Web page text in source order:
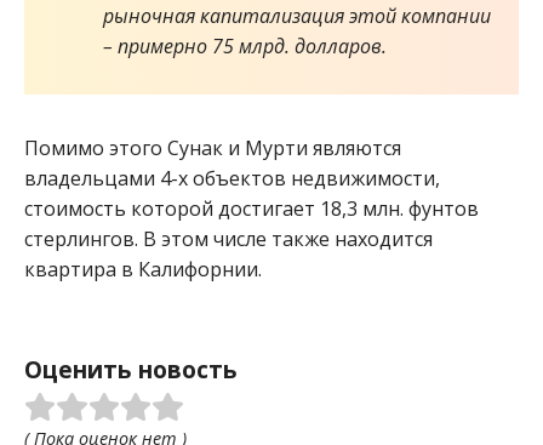
рыночная капитализация этой компании
– примерно 75 млрд. долларов.
Помимо этого Сунак и Мурти являются
владельцами 4-х объектов недвижимости,
стоимость которой достигает 18,3 млн. фунтов
стерлингов. В этом числе также находится
квартира в Калифорнии.
Оценить новость
( Пока оценок нет )